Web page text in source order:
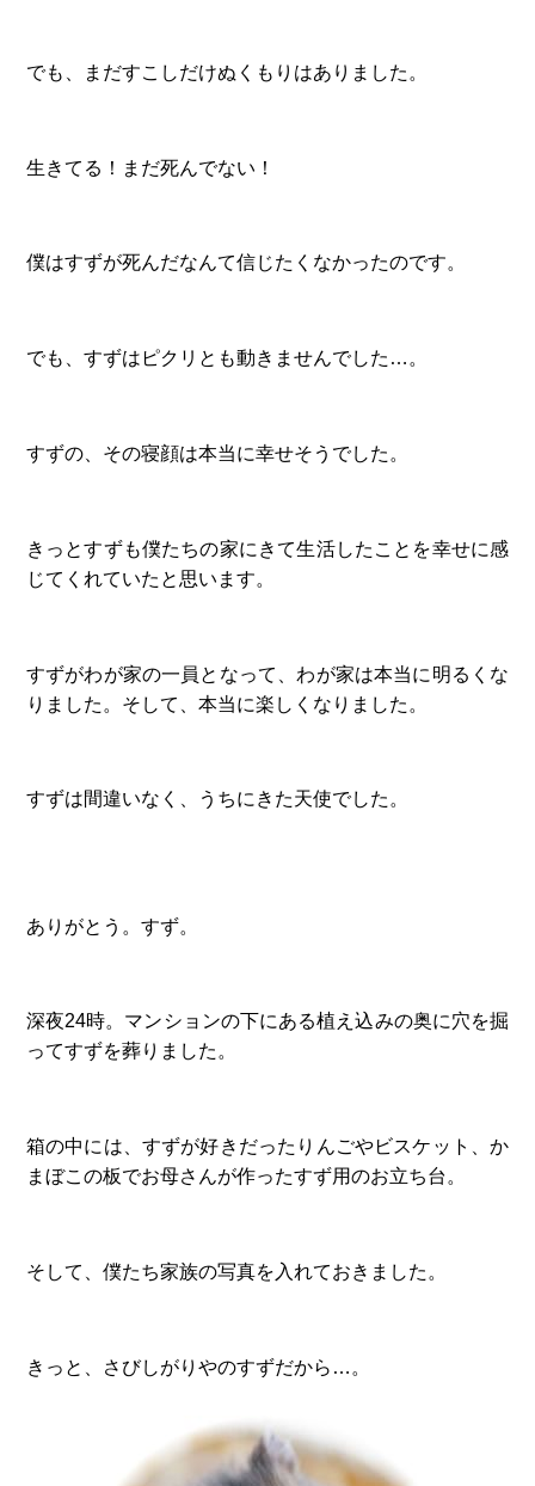
でも、まだすこしだけぬくもりはありました。
生きてる！まだ死んでない！
僕はすずが死んだなんて信じたくなかったのです。
でも、すずはピクリとも動きませんでした…。
すずの、その寝顔は本当に幸せそうでした。
きっとすずも僕たちの家にきて生活したことを幸せに感
じてくれていたと思います。
すずがわが家の一員となって、わが家は本当に明るくな
りました。そして、本当に楽しくなりました。
すずは間違いなく、うちにきた天使でした。
ありがとう。すず。
深夜24時。マンションの下にある植え込みの奥に穴を掘
ってすずを葬りました。
箱の中には、すずが好きだったりんごやビスケット、か
まぼこの板でお母さんが作ったすず用のお立ち台。
そして、僕たち家族の写真を入れておきました。
きっと、さびしがりやのすずだから…。